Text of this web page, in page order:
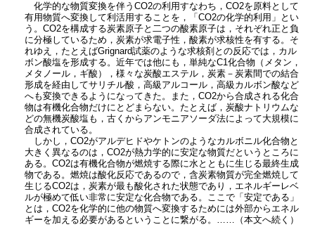
化学的な物質変換を伴うCO2の利用すなわち，CO2を原料として
有用物質へ変換して利活用することを，「CO2の化学的利用」とい
う。CO2を構成する炭素原子と二つの酸素原子は，それぞれ正と負
に分極しているため，炭素が求電子性，酸素が求核性を有する。そ
れゆえ，たとえばGrignard試薬のような求核剤との反応では，カル
ボン酸塩を形成する。近年では他にも，単純なC1化合物（メタン，
メタノール，ギ酸），様々な炭酸エステル，炭素－炭素間での結合
形成を経由してサリチル酸，高級アルコール，高級カルボン酸など
へも変換できるようになってきた。また，CO2から合成される化合
物は有機化合物だけにとどまらない。たとえば，炭酸ナトリウムな
どの無機炭酸塩も，古くからアンモニアソーダ法によって大規模に
合成されている。
しかし，CO2がアルデヒドやケトンのようなカルボニル化合物と
大きく異なるのは，CO2が熱力学的に安定な物質だというところに
ある。CO2は有機化合物が燃焼する際に水とともに生じる最終生成
物である。燃焼は酸化反応であるので，含炭素物質が完全燃焼して
生じるCO2は，炭素が最も酸化された状態であり，エネルギーレベ
ルが極めて低い非常に安定な化合物である。ここで「安定である」
とは，CO2を化学的に他の物質へ変換するためには外部からエネル
ギーを加える必要があるということに繋がる。……（本文へ続く）